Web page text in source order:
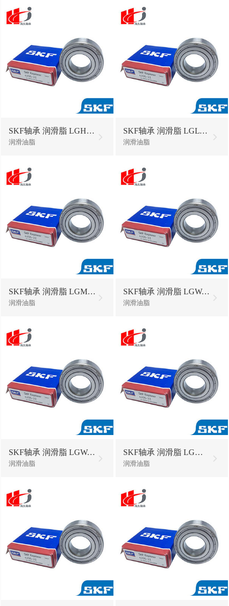
SKF轴承 润滑脂 LGHB2/18油脂黄油
润滑油脂
SKF轴承 润滑脂 LGLT2/0.2油脂黄油
润滑油脂
SKF轴承 润滑脂 LGMT2/0.2油脂黄油
润滑油脂
SKF轴承 润滑脂 LGWA2/18油脂黄油
润滑油脂
SKF轴承 润滑脂 LGWA2/SD250油脂黄油
润滑油脂
SKF轴承 润滑脂 LGWM1/0.4油脂黄油
润滑油脂